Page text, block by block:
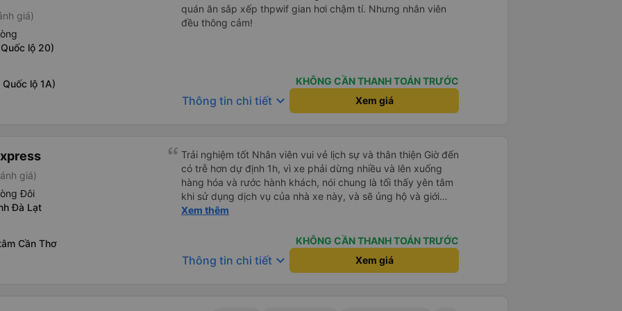
giá)
lộ 20)
lộ 1A)
quán ăn sắp xếp thpwif gian hơi chậm tí. Nhưng nhân viên
đều thông cảm!
KHÔNG CẦN THANH TOÁN TRƯỚC
Thông tin chi tiết keyboard_arrow_down Xem giá
giá)
Đôi
Đà Lạt
Cần Thơ
Trải nghiệm tốt Nhân viên vui vẻ lịch sự và thân thiện Giờ đến
có trễ hơn dự định 1h, vì xe phải dừng nhiều và lên xuống
hàng hóa và rước hành khách, nói chung là tối thấy yên tâm
khi sử dụng dịch vụ của nhà xe này, và sẽ ủng hộ và giới
thiệu cho người thân sử dụng dịch vụ của nhà xe này
Xem thêm
KHÔNG CẦN THANH TOÁN TRƯỚC
Thông tin chi tiết keyboard_arrow_down Xem giá